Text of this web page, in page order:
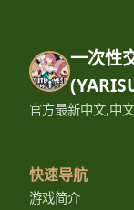
一次性
官方最新中文,中
快速导航
游戏简介